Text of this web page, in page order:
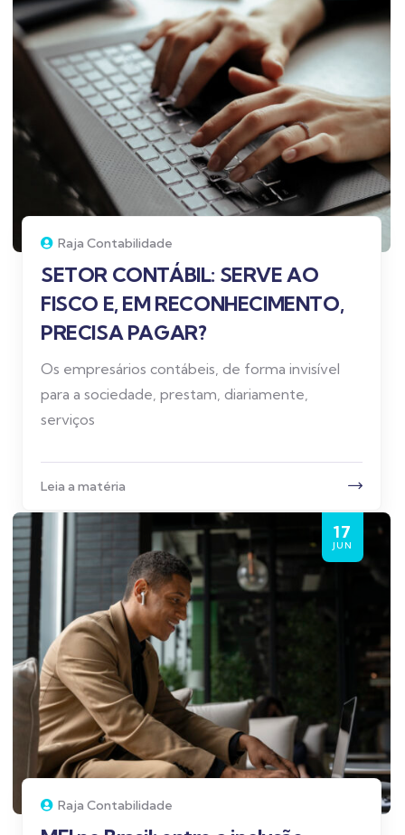
Raja Contabilidade
SETOR CONTÁBIL: SERVE AO
FISCO E, EM RECONHECIMENTO,
PRECISA PAGAR?
Os empresários contábeis, de forma invisível
para a sociedade, prestam, diariamente,
serviços
Leia a matéria
17
JUN
Raja Contabilidade